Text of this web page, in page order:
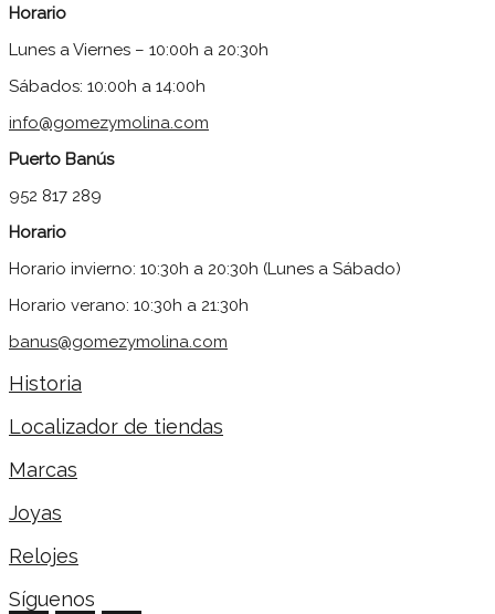
Horario
Lunes a Viernes – 10:00h a 20:30h
Sábados: 10:00h a 14:00h
info@gomezymolina.com
Puerto Banús
952 817 289
Horario
Horario invierno: 10:30h a 20:30h (Lunes a Sábado)
Horario verano: 10:30h a 21:30h
banus@gomezymolina.com
Historia
Localizador de tiendas
Marcas
Joyas
Relojes
Síguenos